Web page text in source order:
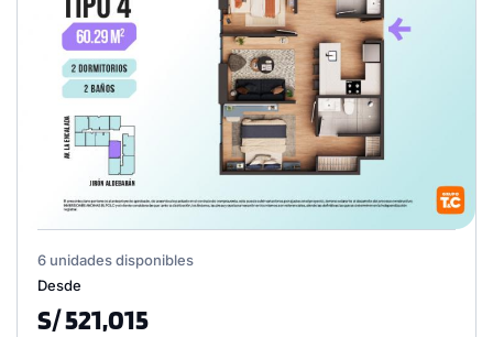
6 unidades disponibles
Desde
S/ 521,015